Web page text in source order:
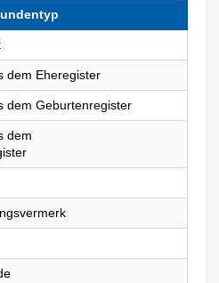
dem Eheregister
dem Geburtenregister
dem